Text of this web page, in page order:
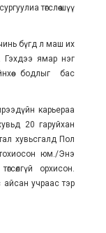
төгслөө шүү
чинь бүгд л маш их
Гэхдээ ямар нэг
бодлыг бас
карьераа
20 гаруйхан
хувьсгалд Пол
юм./Энэ
орхисон.
айсан учраас тэр